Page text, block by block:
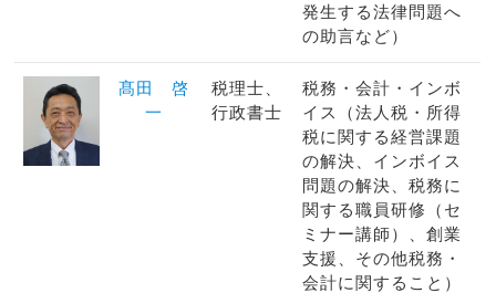
発生する法律問題へ
の助言など）
髙田 啓
一
税理士、
行政書士
税務・会計・インボ
イス（法人税・所得
税に関する経営課題
の解決、インボイス
問題の解決、税務に
関する職員研修（セ
ミナー講師）、創業
支援、その他税務・
会計に関すること）